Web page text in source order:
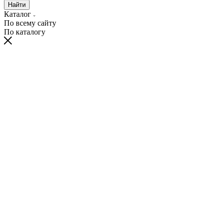
Найти
Каталог
По всему сайту
По каталогу